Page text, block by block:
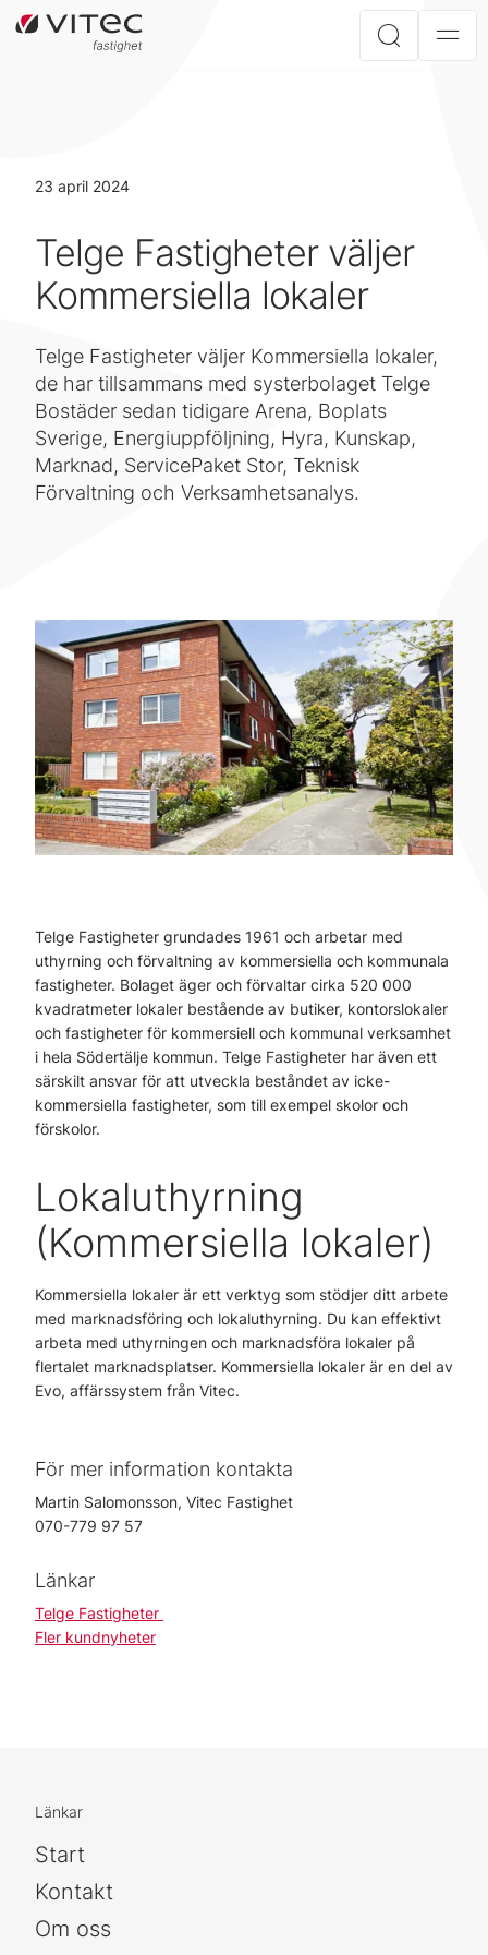
23 april 2024
Telge Fastigheter väljer
Kommersiella lokaler
Telge Fastigheter väljer Kommersiella lokaler,
de har tillsammans med systerbolaget Telge
Bostäder sedan tidigare Arena, Boplats
Sverige, Energiuppföljning, Hyra, Kunskap,
Marknad, ServicePaket Stor, Teknisk
Förvaltning och Verksamhetsanalys.
Telge Fastigheter grundades 1961 och arbetar med
uthyrning och förvaltning av kommersiella och kommunala
fastigheter. Bolaget äger och förvaltar cirka 520 000
kvadratmeter lokaler bestående av butiker, kontorslokaler
och fastigheter för kommersiell och kommunal verksamhet
i hela Södertälje kommun. Telge Fastigheter har även ett
särskilt ansvar för att utveckla beståndet av icke-
kommersiella fastigheter, som till exempel skolor och
förskolor.
Lokaluthyrning
(Kommersiella lokaler)
Kommersiella lokaler är ett verktyg som stödjer ditt arbete
med marknadsföring och lokaluthyrning. Du kan effektivt
arbeta med uthyrningen och marknadsföra lokaler på
flertalet marknadsplatser. Kommersiella lokaler är en del av
Evo, affärssystem från Vitec.
För mer information kontakta
Martin Salomonsson, Vitec Fastighet
070-779 97 57
Länkar
Telge Fastigheter
Fler kundnyheter
Länkar
Start
Kontakt
Om oss